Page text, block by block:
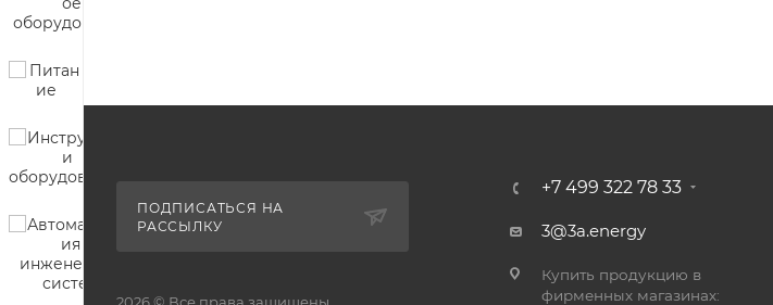
ПОДПИСАТЬСЯ НА
РАССЫЛКУ
+7 499 322 78 33
3@3a.energy
Купить продукцию в
фирменных магазинах: